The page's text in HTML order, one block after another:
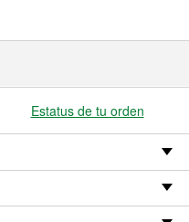
Estatus de tu orden